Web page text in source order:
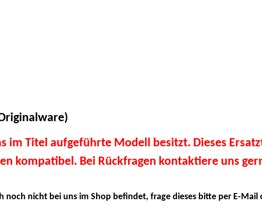
im Titel aufgeführte Modell besitzt. Dieses
kompatibel. Bei Rückfragen kontaktiere uns
nicht bei uns im Shop befindet, frage dieses bitte per E-